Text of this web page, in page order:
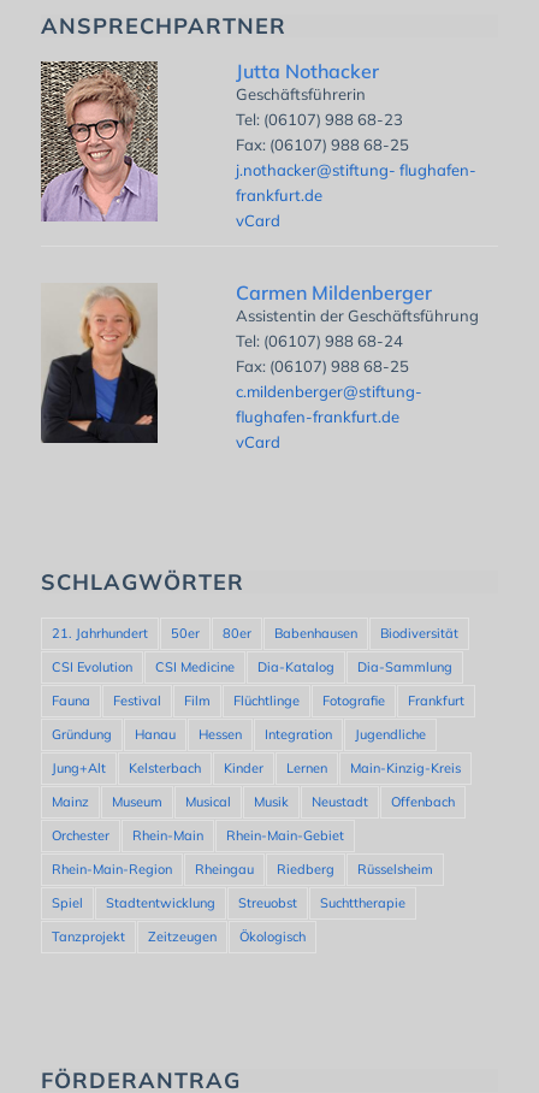
ANSPRECHPARTNER
Jutta Nothacker
Geschäftsführerin
Tel: (06107) 988 68-23
Fax: (06107) 988 68-25
j.nothacker@stiftung- flughafen-
frankfurt.de
vCard
Carmen Mildenberger
Assistentin der Geschäftsführung
Tel: (06107) 988 68-24
Fax: (06107) 988 68-25
c.mildenberger@stiftung-
flughafen-frankfurt.de
vCard
SCHLAGWÖRTER
21. Jahrhundert 50er 80er Babenhausen
Biodiversität
CSI Evolution
CSI Medicine Dia-Katalog
Dia-Sammlung
Fauna
Festival Film Flüchtlinge Fotografie
Frankfurt
Gründung
Hanau Hessen Integration
Jugendliche
Jung+Alt
Kelsterbach Kinder Lernen
Main-Kinzig-Kreis
Mainz
Museum Musical Musik Neustadt
Offenbach
Orchester
Rhein-Main
Rhein-Main-Gebiet
Rhein-Main-Region
Rheingau Riedberg
Rüsselsheim
Spiel
Stadtentwicklung Streuobst
Suchttherapie
Tanzprojekt
Zeitzeugen Ökologisch
FÖRDERANTRAG